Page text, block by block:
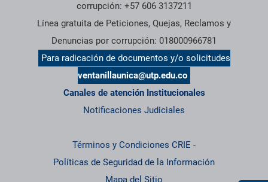
corrupción: +57 606 3137211
Línea gratuita de Peticiones, Quejas, Reclamos y
Denuncias por corrupción: 018000966781
Para radicación de documentos y/o solicitudes
ventanillaunica@utp.edu.co
Canales de atención Institucionales
Notificaciones Judiciales
Términos y Condiciones CRIE -
Políticas de Seguridad de la Información
Mapa del Sitio